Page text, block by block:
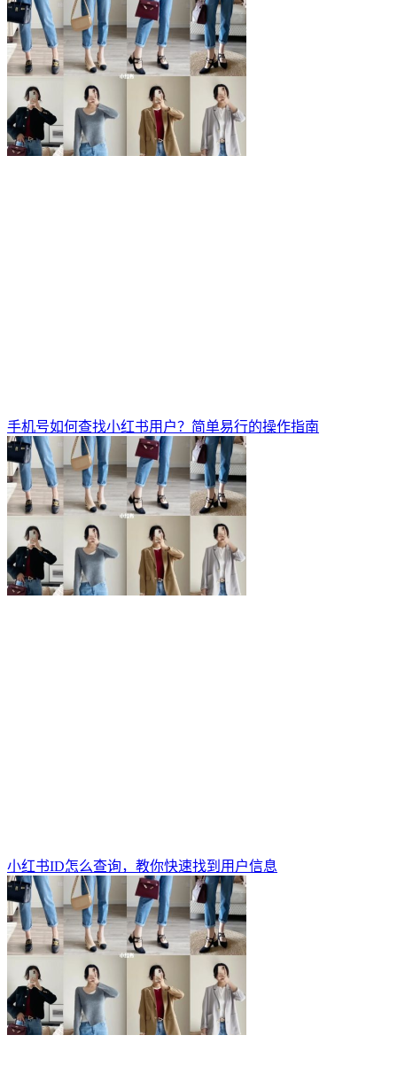
手机号如何查找小红书用户？简单易行的操作指南
小红书ID怎么查询，教你快速找到用户信息